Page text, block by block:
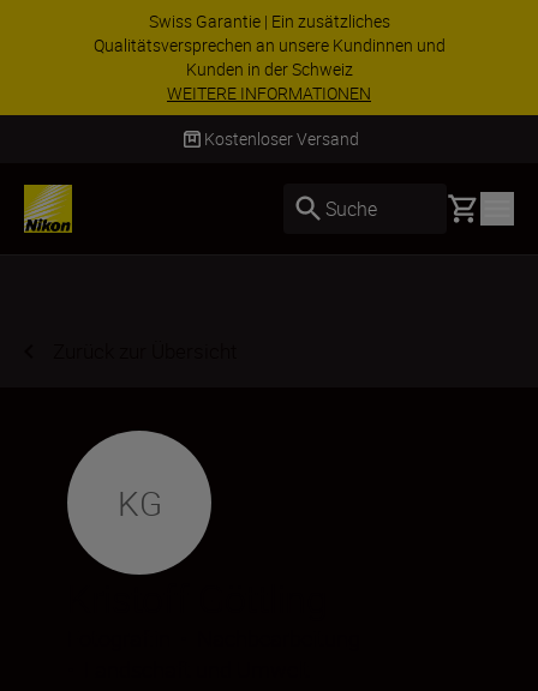
Swiss Garantie | Ein zusätzliches
Qualitätsversprechen an unsere Kundinnen und
Kunden in der Schweiz
WEITERE INFORMATIONEN
Kostenloser Versand
Suche Basket
KG